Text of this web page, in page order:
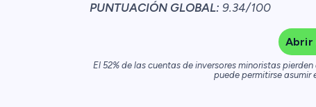
PUNTUACIÓN GLOBAL: 9.34/100
Abrir
El 52% de las cuentas de inversores minoristas
puede permitirse asumir